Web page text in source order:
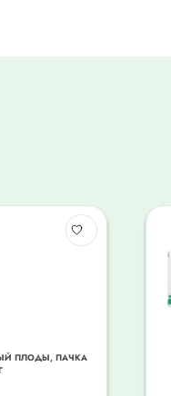
ПЛОДЫ, ПАЧКА